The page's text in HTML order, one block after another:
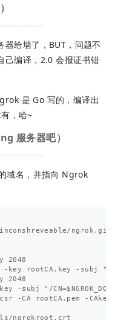
给墙了，BUT，问题不
编译，2.0 会报证书错
是 Go 写的，编译出
，哈~
服务器吧）
域名，并指向 Ngrok
ngrok.git
2048
rootCA.key -subj "/
2048
-subj "/
-CA rootCA.pem -
ngrokroot.crt